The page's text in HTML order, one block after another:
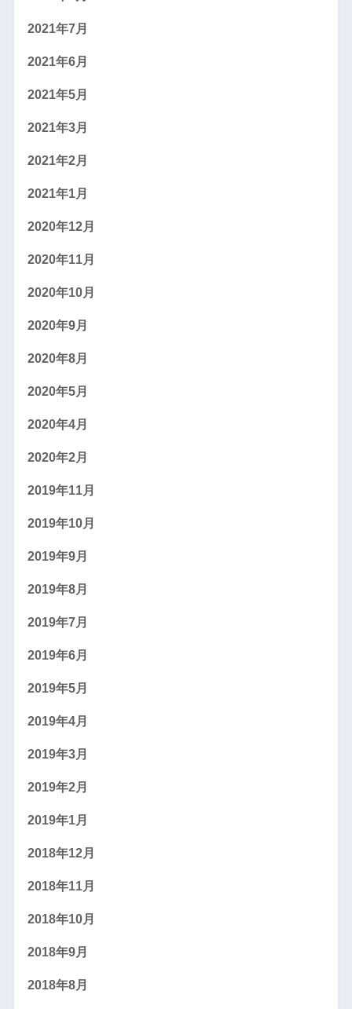
2021年7月
2021年6月
2021年5月
2021年3月
2021年2月
2021年1月
2020年12月
2020年11月
2020年10月
2020年9月
2020年8月
2020年5月
2020年4月
2020年2月
2019年11月
2019年10月
2019年9月
2019年8月
2019年7月
2019年6月
2019年5月
2019年4月
2019年3月
2019年2月
2019年1月
2018年12月
2018年11月
2018年10月
2018年9月
2018年8月